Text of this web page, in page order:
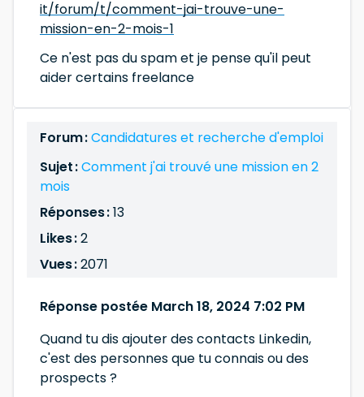
it/forum/t/comment-jai-trouve-une-
mission-en-2-mois-1
Ce n'est pas du spam et je pense qu'il peut
aider certains freelance
Forum :Candidatures et recherche d'emploi
Sujet :Comment j'ai trouvé une mission en 2
mois
Réponses :13
Likes :2
Vues :2071
Réponse postée March 18, 2024 7:02 PM
Quand tu dis ajouter des contacts Linkedin,
c'est des personnes que tu connais ou des
prospects ?